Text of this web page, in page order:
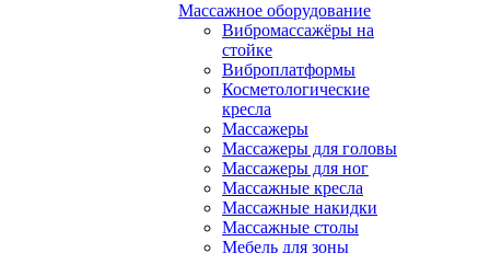
Массажное оборудование
Вибромассажёры на
стойке
Виброплатформы
Косметологические
кресла
Массажеры
Массажеры для головы
Массажеры для ног
Массажные кресла
Массажные накидки
Массажные столы
Мебель для зоны